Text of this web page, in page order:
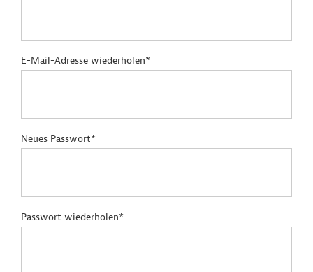
E-Mail-Adresse wiederholen*
Neues Passwort*
Passwort wiederholen*